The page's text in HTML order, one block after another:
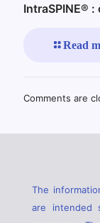
IntraSPINE®
Read
Comments are
The
are intended